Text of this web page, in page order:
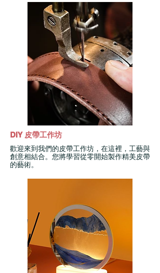
DIY 皮帶工作坊
歡迎來到我們的皮帶工作坊，在這裡，工藝與
創意相結合。您將學習從零開始製作精美皮帶
的藝術。